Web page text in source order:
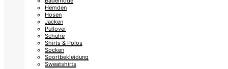
Hemden
Hosen
Jacken
Pullover
Schuhe
Shirts & Polos
Socken
Sportbekleidung
Sweatshirts